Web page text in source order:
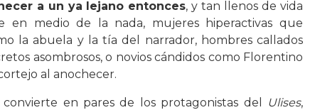
a un ya lejano entonces, y tan llenos de vida
en medio de la nada, mujeres hiperactivas que
la abuela y la tía del narrador, hombres callados
asombrosos, o novios cándidos como Florentino
al anochecer.
en pares de los protagonistas del Ulises,